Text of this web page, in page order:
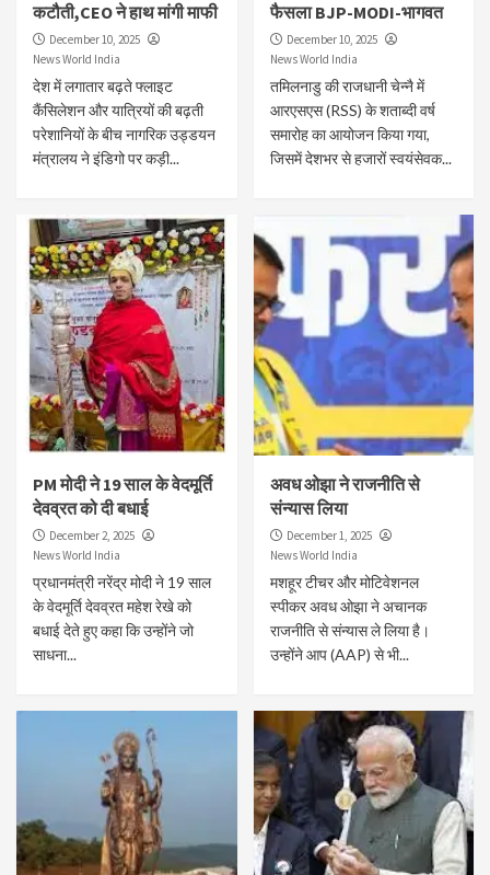
कटौती,CEO ने हाथ मांगी माफी
December 10, 2025
News World India
देश में लगातार बढ़ते फ्लाइट
कैंसिलेशन और यात्रियों की बढ़ती
परेशानियों के बीच नागरिक उड्डयन
मंत्रालय ने इंडिगो पर कड़ी...
फैसला BJP-MODI-भागवत
December 10, 2025
News World India
तमिलनाडु की राजधानी चेन्नै में
आरएसएस (RSS) के शताब्दी वर्ष
समारोह का आयोजन किया गया,
जिसमें देशभर से हजारों स्वयंसेवक...
PM मोदी ने 19 साल के वेदमूर्ति
देवव्रत को दी बधाई
December 2, 2025
News World India
प्रधानमंत्री नरेंद्र मोदी ने 19 साल
के वेदमूर्ति देवव्रत महेश रेखे को
बधाई देते हुए कहा कि उन्होंने जो
साधना...
अवध ओझा ने राजनीति से
संन्यास लिया
December 1, 2025
News World India
मशहूर टीचर और मोटिवेशनल
स्पीकर अवध ओझा ने अचानक
राजनीति से संन्यास ले लिया है।
उन्होंने आप (AAP) से भी...